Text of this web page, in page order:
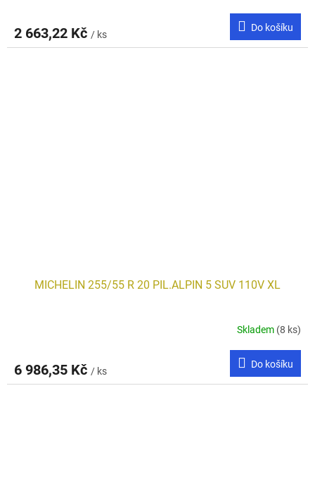
2 663,22 Kč / ks
Do košíku
MICHELIN 255/55 R 20 PIL.ALPIN 5 SUV 110V XL
Skladem (8 ks)
6 986,35 Kč / ks
Do košíku